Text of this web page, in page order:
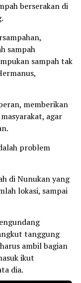
berserakan di
sampah
sampah tak
memberikan
agar
problem
di Nunukan yang
lokasi, sampai
tanggung
ambil bagian
ikut
dia.